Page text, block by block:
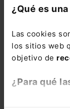
¿Qué es
Las cookies
los sitios web
objetivo de
¿Para qué